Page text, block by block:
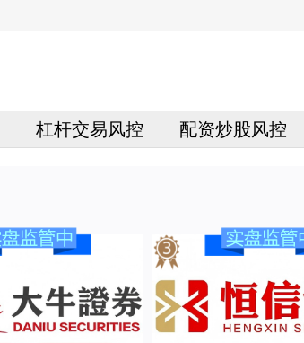
杠杆交易风控 配资炒股风控